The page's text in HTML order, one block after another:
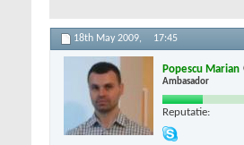
18th May 2009, 17:45
Popescu Marian
Ambasador
Reputatie: